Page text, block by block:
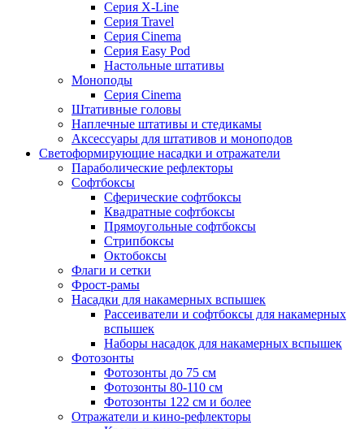
Серия X-Line
Серия Travel
Серия Cinema
Серия Easy Pod
Настольные штативы
Моноподы
Серия Cinema
Штативные головы
Наплечные штативы и стедикамы
Аксессуары для штативов и моноподов
Светоформирующие насадки и отражатели
Параболические рефлекторы
Софтбоксы
Сферические софтбоксы
Квадратные софтбоксы
Прямоугольные софтбоксы
Стрипбоксы
Октобоксы
Флаги и сетки
Фрост-рамы
Насадки для накамерных вспышек
Рассеиватели и софтбоксы для накамерных
вспышек
Наборы насадок для накамерных вспышек
Фотозонты
Фотозонты до 75 см
Фотозонты 80-110 см
Фотозонты 122 см и более
Отражатели и кино-рефлекторы